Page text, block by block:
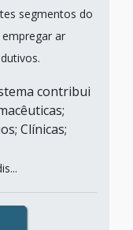
segmentos do
ar
contribui
Clínicas;